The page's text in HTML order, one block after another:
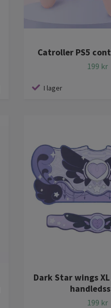
Catroller PS5
199 kr
I lager
Dark Star wings
199 kr